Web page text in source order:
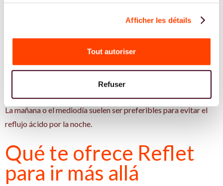
Afficher les détails
Tout autoriser
Refuser
¿Son suficientes los ácidos grasos omega-3 de origen
convierte muy poco en EPA y DHA. Si no comes pescado, el
¿A qué hora del día debe tomar su omega-3?
una comida que contenga grasas, para optimizar su absorción.
La mañana o el mediodía suelen ser preferibles para evitar el
reflujo ácido por la noche.
Qué te ofrece Reflet
para ir más allá